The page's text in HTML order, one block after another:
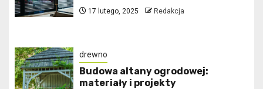
17 lutego, 2025 Redakcja
drewno
Budowa altany ogrodowej:
materiały i projekty